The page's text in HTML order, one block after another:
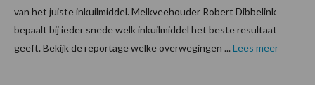
van het juiste inkuilmiddel. Melkveehouder Robert Dibbelink
bepaalt bij ieder snede welk inkuilmiddel het beste resultaat
geeft. Bekijk de reportage welke overwegingen ... Lees meer